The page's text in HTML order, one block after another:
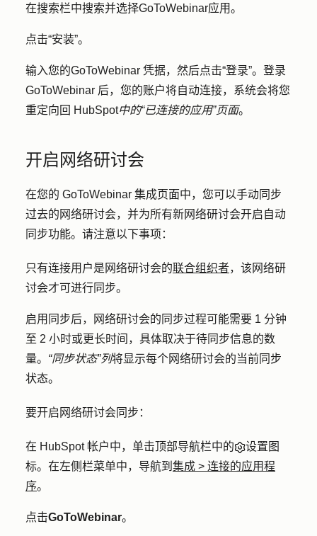
在搜索栏中搜索并选择GoToWebinar应用。
点击“安装”。
输入您的GoToWebinar 凭据， 然后点击“登录”。登录
GoToWebinar 后，您的账户将自动连接，系统会将您
重定向回 HubSpot中的“已连接的应用”页面。
开启网络研讨会
在您的 GoToWebinar 集成页面中，您可以手动同步
过去的网络研讨会，并为所有新网络研讨会开启自动
同步功能。请注意以下事项：
只有连接用户是网络研讨会的联合组织者，该网络研
讨会才可进行同步。
启用同步后，网络研讨会的同步过程可能需要 1 分钟
至 2 小时或更长时间，具体取决于待同步信息的数
量。 “同步状态”列将显示每个网络研讨会的当前同步
状态。
要开启网络研讨会同步：
在 HubSpot 帐户中，单击顶部导航栏中的
设置图
标。在左侧栏菜单中，导航到 集成 > 连接的应用程
序。
点击GoToWebinar。